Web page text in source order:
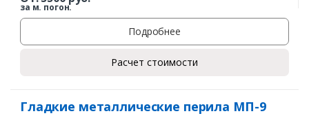
за м. погон.
Подробнее
Расчет стоимости
Гладкие металлические перила МП-9